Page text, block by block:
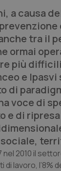
a causa
tra il
ormai
più
e Ipasvi
di
voce di
e di
nel 2010 il
di lavoro, l’8%